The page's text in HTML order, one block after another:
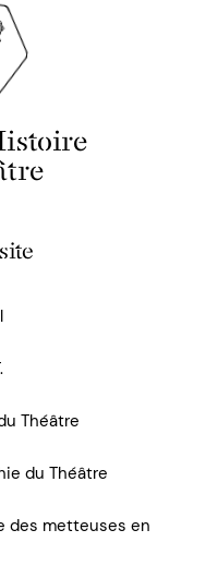
Théâtre
du Théâtre
des metteuses en